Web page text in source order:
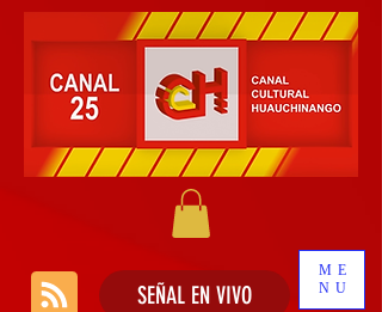
ME
NU
SEÑAL EN VIVO